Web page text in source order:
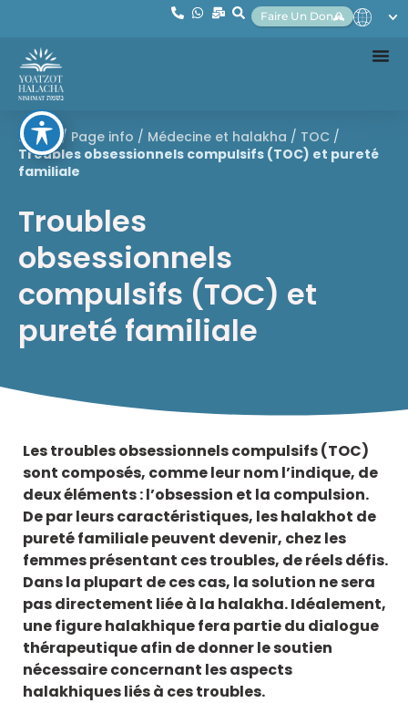
Faire Un Don
Home / Page info / Médecine et halakha / TOC /
Troubles obsessionnels compulsifs (TOC) et pureté
familiale
Troubles
obsessionnels
compulsifs (TOC) et
pureté familiale
Les troubles obsessionnels compulsifs (TOC)
sont composés, comme leur nom l’indique, de
deux éléments : l’obsession et la compulsion.
De par leurs caractéristiques, les halakhot de
pureté familiale peuvent devenir, chez les
femmes présentant ces troubles, de réels défis.
Dans la plupart de ces cas, la solution ne sera
pas directement liée à la halakha. Idéalement,
une figure halakhique fera partie du dialogue
thérapeutique afin de donner le soutien
nécessaire concernant les aspects
halakhiques liés à ces troubles.